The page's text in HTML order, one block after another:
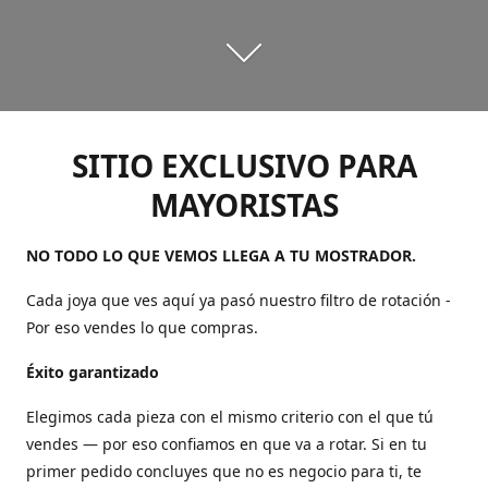
SITIO EXCLUSIVO PARA
MAYORISTAS
NO TODO LO QUE VEMOS LLEGA A TU MOSTRADOR.
Cada joya que ves aquí ya pasó nuestro filtro de rotación -
Por eso vendes lo que compras.
Éxito garantizado
Elegimos cada pieza con el mismo criterio con el que tú
vendes — por eso confiamos en que va a rotar. Si en tu
primer pedido concluyes que no es negocio para ti, te